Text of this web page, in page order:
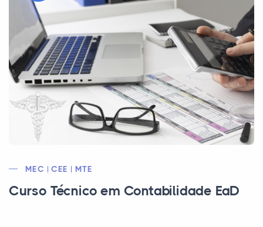
MEC | CEE | MTE
Curso Técnico em Contabilidade EaD